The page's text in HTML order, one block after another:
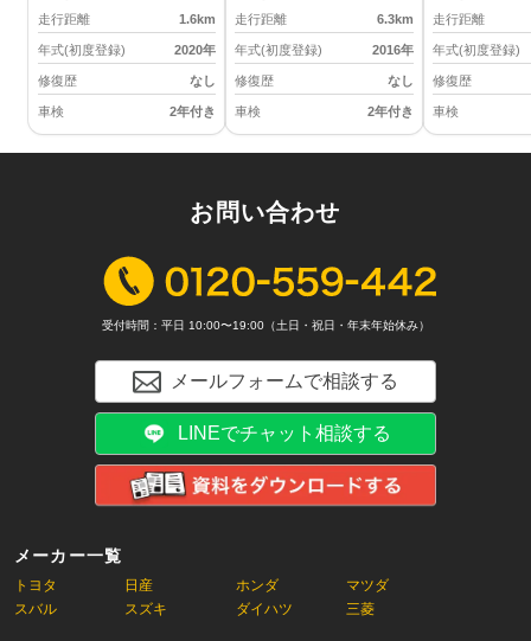
走行距離
1.6km
年式(初度登録) 2020年
修復歴 なし
車検 2年付き
走行距離
6.3km
年式(初度登録) 2016年
修復歴 なし
車検 2年付き
走行距離
年式(初度登録)
修復歴
車検
メーカー一覧
トヨタ 日産 ホンダ
マツダ
スバル
スズキ ダイハツ 三菱
お問い合わせ
受付時間：平日 10:00〜19:00（土日・祝日・年末年始休み）
メールフォームで相談する
LINEでチャット相談する